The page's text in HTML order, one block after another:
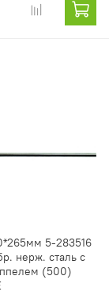
5-283516
нерж. сталь с
(500)